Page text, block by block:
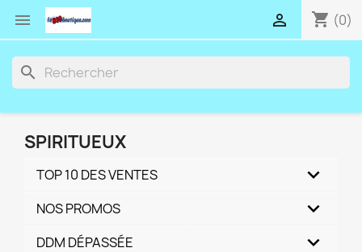
 shopping_cart (0)

search
SPIRITUEUX
TOP 10 DES VENTES
NOS PROMOS
DDM DÉPASSÉE